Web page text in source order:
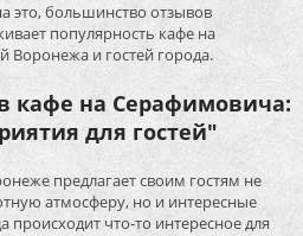
это, большинство отзывов
популярность кафе на
Воронежа и гостей города.
кафе на Серафимовича:
для гостей"
предлагает своим гостям не
атмосферу, но и интересные
происходит что-то интересное для